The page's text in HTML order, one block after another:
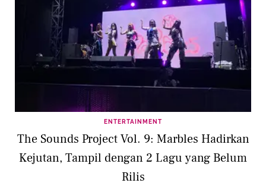
ENTERTAINMENT
The Sounds Project Vol. 9: Marbles Hadirkan
Kejutan, Tampil dengan 2 Lagu yang Belum
Rilis